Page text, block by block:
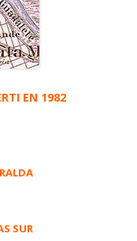
EN 1982
SUR